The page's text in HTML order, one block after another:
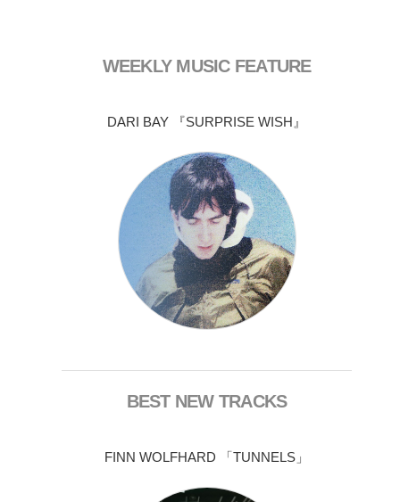
WEEKLY MUSIC FEATURE
DARI BAY 『SURPRISE WISH』
BEST NEW TRACKS
FINN WOLFHARD 「TUNNELS」